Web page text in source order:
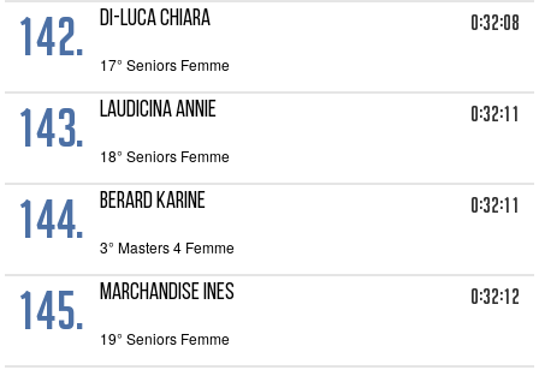
142. DI-LUCA CHIARA 0:32:08
17° Seniors Femme
143. LAUDICINA ANNIE 0:32:11
18° Seniors Femme
144. BERARD KARINE 0:32:11
3° Masters 4 Femme
145. MARCHANDISE INES 0:32:12
19° Seniors Femme